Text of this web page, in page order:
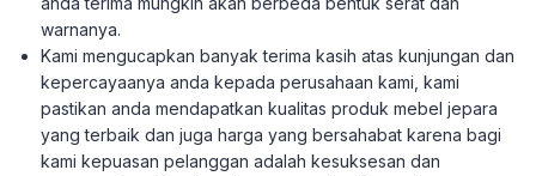
warnanya.
Kami mengucapkan banyak terima kasih atas kunjungan dan
kepercayaanya anda kepada perusahaan kami, kami
pastikan anda mendapatkan kualitas produk mebel jepara
yang terbaik dan juga harga yang bersahabat karena bagi
kami kepuasan pelanggan adalah kesuksesan dan